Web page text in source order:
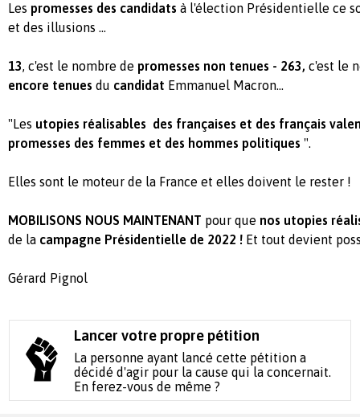
Les promesses des candidats à l'élection Présidentielle ce
et des illusions ...
13, c'est le nombre de promesses non tenues - 263, c'est le
encore tenues du candidat Emmanuel Macron...
"Les utopies réalisables des françaises et des français
promesses des femmes et des hommes politiques ".
Elles sont le moteur de la France et elles doivent le rester !
MOBILISONS NOUS MAINTENANT pour que nos utopies
de la campagne Présidentielle de 2022 ! Et tout devient
Gérard Pignol
Lancer votre propre pétition
La personne ayant lancé cette pétition a
décidé d'agir pour la cause qui la concernait.
En ferez-vous de même ?